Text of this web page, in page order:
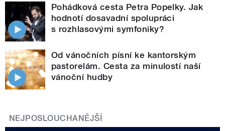
Pohádková cesta Petra Popelky. Jak
hodnotí dosavadní spolupráci
s rozhlasovými symfoniky?
Od vánočních písní ke kantorským
pastorelám. Cesta za minulostí naší
vánoční hudby
NEJPOSLOUCHANĚJŠÍ